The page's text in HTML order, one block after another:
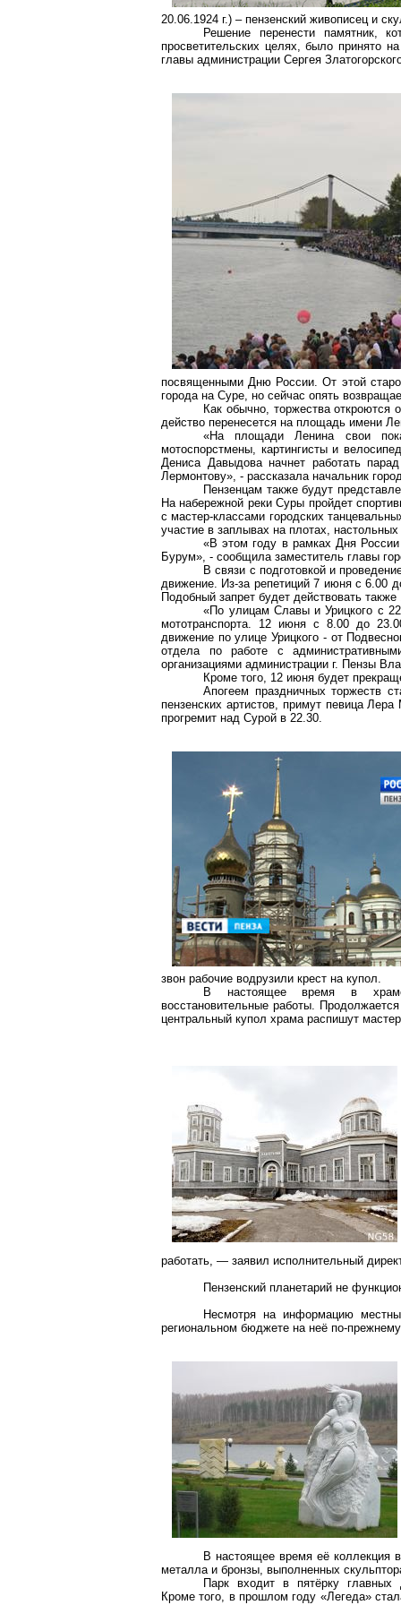
20.06.1924 г.) – пензенский живописец и
Решение перенести памятник,
просветительских целях, было принято
главы администрации Сергея
посвященными Дню России. От этой
города на Суре, но сейчас опять
Как обычно, торжества откроются
действо перенесется на площадь имени
«На площади Ленина свои
мотоспорстмены, картингисты и
Дениса Давыдова начнет работать
Лермонтову», - рассказала начальник
Пензенцам также будут
На набережной реки Суры пройдет
с мастер-классами городских
участие в заплывах на плотах,
«В этом году в рамках Дня
Бурум», - сообщила заместитель главы
В связи с подготовкой и
движение. Из-за репетиций 7 июня с 6.00
Подобный запрет будет действовать
«По улицам Славы и Урицкого с
мототранспорта. 12 июня с 8.00 до
движение по улице Урицкого - от
отдела по работе с
организациями администрации г. Пензы
Кроме того, 12 июня будет
Апогеем праздничных торжеств
пензенских артистов, примут певица
прогремит над Сурой в 22.30.
звон рабочие водрузили крест на купол.
В настоящее время в
восстановительные работы.
центральный купол храма распишут
работать, — заявил исполнительный
Пензенский планетарий не
Несмотря на информацию
региональном бюджете на неё по-
В настоящее время её коллекция
металла и бронзы, выполненных
Парк входит в пятёрку главных
Кроме того, в прошлом году «Легеда»